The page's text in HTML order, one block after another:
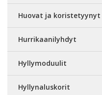
Huovat ja koristetyynyt
Hurrikaanilyhdyt
Hyllymoduulit
Hyllynaluskorit